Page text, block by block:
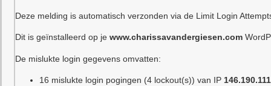
Deze melding is automatisch verzonden via de Limit Login
Dit is geïnstalleerd op je www.charissavandergiesen.com
De mislukte login gegevens omvatten:
16 mislukte login pogingen (4 lockout(s)) van IP